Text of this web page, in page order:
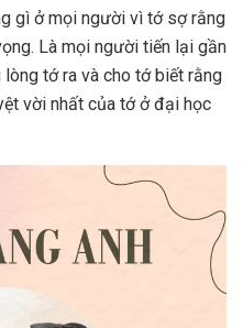
gì ở mọi người vì tớ sợ rằng
Là mọi người tiến lại gần
tớ ra và cho tớ biết rằng
vời nhất của tớ ở đại học